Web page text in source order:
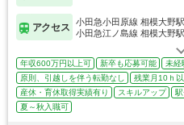
アクセス
小田急小田原線 相模大野駅
小田急江ノ島線 相模大野駅
年収600万円以上可 新卒も応募可能
未経
原則、引越しを伴う転勤なし
残業月10ｈ
産休・育休取得実績有り
スキルアップ
夏～秋入職可